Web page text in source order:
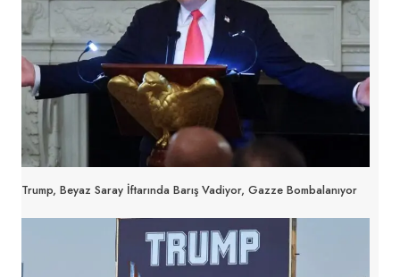
Trump, Beyaz Saray İftarında Barış Vadiyor, Gazze Bombalanıyor